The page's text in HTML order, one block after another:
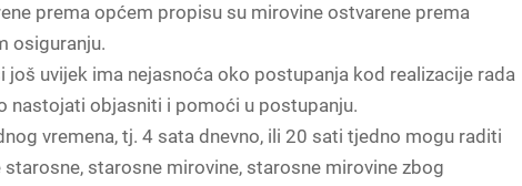
prema općem propisu su mirovine ostvarene prema
osiguranju.
još uvijek ima nejasnoća oko postupanja kod realizacije rada
nastojati objasniti i pomoći u postupanju.
vremena, tj. 4 sata dnevno, ili 20 sati tjedno mogu raditi
starosne mirovine, starosne mirovine zbog